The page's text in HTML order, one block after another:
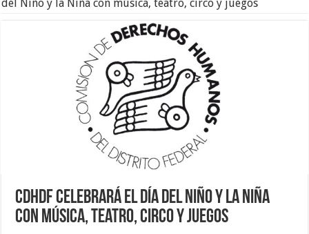
del Niño y la Niña con música, teatro, circo y juegos
CDHDF celebrará el Día del Niño y la Niña
con música, teatro, circo y juegos